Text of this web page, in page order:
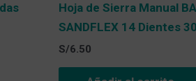
Hoja de Sierra Manual
SANDFLEX 14 Dientes
S/6.50